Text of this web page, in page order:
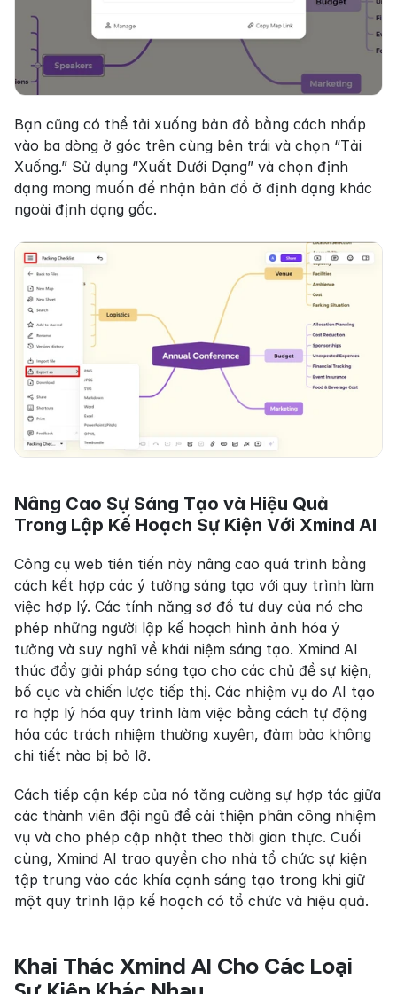
Bạn cũng có thể tải xuống bản đồ bằng cách nhấp
vào ba dòng ở góc trên cùng bên trái và chọn “Tải
Xuống.” Sử dụng “Xuất Dưới Dạng” và chọn định
dạng mong muốn để nhận bản đồ ở định dạng khác
ngoài định dạng gốc.
Nâng Cao Sự Sáng Tạo và Hiệu Quả
Trong Lập Kế Hoạch Sự Kiện Với Xmind AI
Công cụ web tiên tiến này nâng cao quá trình bằng
cách kết hợp các ý tưởng sáng tạo với quy trình làm
việc hợp lý. Các tính năng sơ đồ tư duy của nó cho
phép những người lập kế hoạch hình ảnh hóa ý
tưởng và suy nghĩ về khái niệm sáng tạo. Xmind AI
thúc đẩy giải pháp sáng tạo cho các chủ đề sự kiện,
bố cục và chiến lược tiếp thị. Các nhiệm vụ do AI tạo
ra hợp lý hóa quy trình làm việc bằng cách tự động
hóa các trách nhiệm thường xuyên, đảm bảo không
chi tiết nào bị bỏ lỡ.
Cách tiếp cận kép của nó tăng cường sự hợp tác giữa
các thành viên đội ngũ để cải thiện phân công nhiệm
vụ và cho phép cập nhật theo thời gian thực. Cuối
cùng, Xmind AI trao quyền cho nhà tổ chức sự kiện
tập trung vào các khía cạnh sáng tạo trong khi giữ
một quy trình lập kế hoạch có tổ chức và hiệu quả.
Khai Thác Xmind AI Cho Các Loại